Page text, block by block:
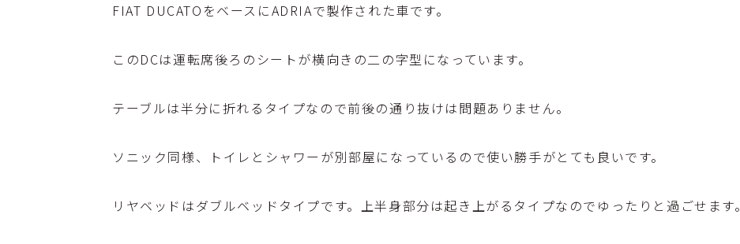
FIAT DUCATOをベースにADRIAで製作された車です。
このDCは運転席後ろのシートが横向きの二の字型になっています。
テーブルは半分に折れるタイプなので前後の通り抜けは問題ありません。
ソニック同様、トイレとシャワーが別部屋になっているので使い勝手がとても良いです。
リヤベッドはダブルベッドタイプです。上半身部分は起き上がるタイプなのでゆったりと過ごせます。